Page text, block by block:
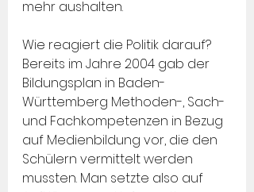
mehr aushalten.
Wie reagiert die Politik darauf?
Bereits im Jahre 2004 gab der
Bildungsplan in Baden-
Württemberg Methoden-, Sach-
und Fachkompetenzen in Bezug
auf Medienbildung vor, die den
Schülern vermittelt werden
mussten. Man setzte also auf